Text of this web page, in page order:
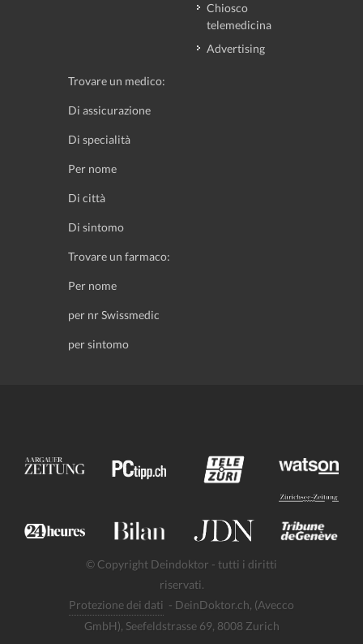
Chiosco
telemedicina
Advertising
Trovare un medico:
Di assicurazione
Di specialità
Per nome
Di città
Di sintomo
Trovare un farmaco:
Per nome
per nr Swissmedic
per sintomo
© Copyright Deindoktor - tutti i diritti
riservati.
Protezione dei dati - DeinDoktor.ch, (Avecco
GmbH), Seefeldstrasse 69, 8008 Zurich